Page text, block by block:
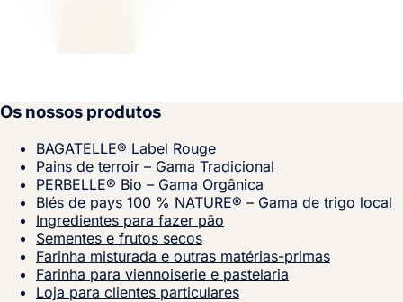
Os nossos produtos
BAGATELLE® Label Rouge
Pains de terroir – Gama Tradicional
PERBELLE® Bio – Gama Orgânica
Blés de pays 100 % NATURE® – Gama de trigo local
Ingredientes para fazer pão
Sementes e frutos secos
Farinha misturada e outras matérias-primas
Farinha para viennoiserie e pastelaria
Loja para clientes particulares